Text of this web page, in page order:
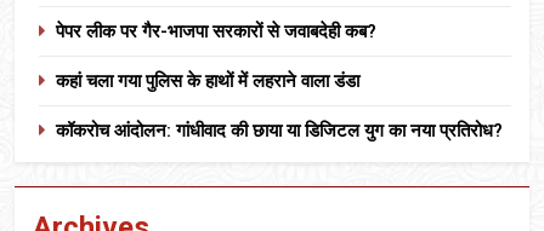
पेपर लीक पर गैर-भाजपा सरकारों से जवाबदेही कब?
कहां चला गया पुलिस के हाथों में लहराने वाला डंडा
कॉकरोच आंदोलन: गांधीवाद की छाया या डिजिटल युग का नया प्रतिरोध?